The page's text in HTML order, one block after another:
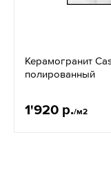
Керамогранит
полированный
1'920 р./м2